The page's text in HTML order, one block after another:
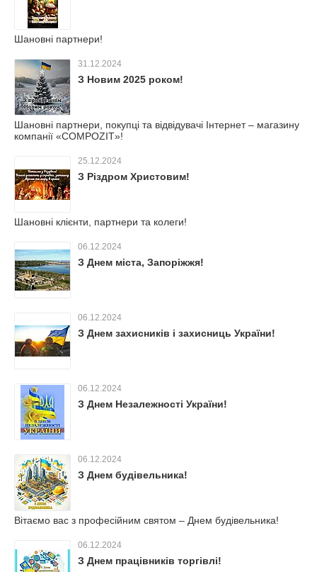
Шановні партнери!
31.12.2024
З Новим 2025 роком!
Шановні партнери, покупці та відвідувачі Інтернет – магазину
компанії «COMPOZIT»!
25.12.2024
З Різдром Христовим!
Шановні клієнти, партнери та колеги!
06.12.2024
З Днем міста, Запоріжжя!
06.12.2024
З Днем захисників і захисниць України!
06.12.2024
З Днем Незалежності України!
06.12.2024
З Днем будівельника!
Вітаємо вас з професійним святом – Днем будівельника!
06.12.2024
З Днем працівників торгівлі!